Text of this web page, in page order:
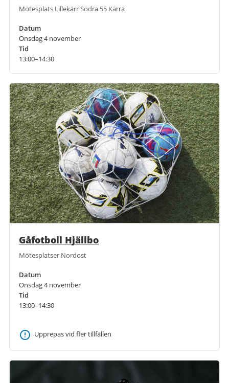
Mötesplats Lillekärr Södra 55 Kärra
Datum
Onsdag 4 november
Tid
13:00–14:30
Gåfotboll Hjällbo
Mötesplatser Nordost
Datum
Onsdag 4 november
Tid
13:00–14:30
Upprepas vid fler tillfällen